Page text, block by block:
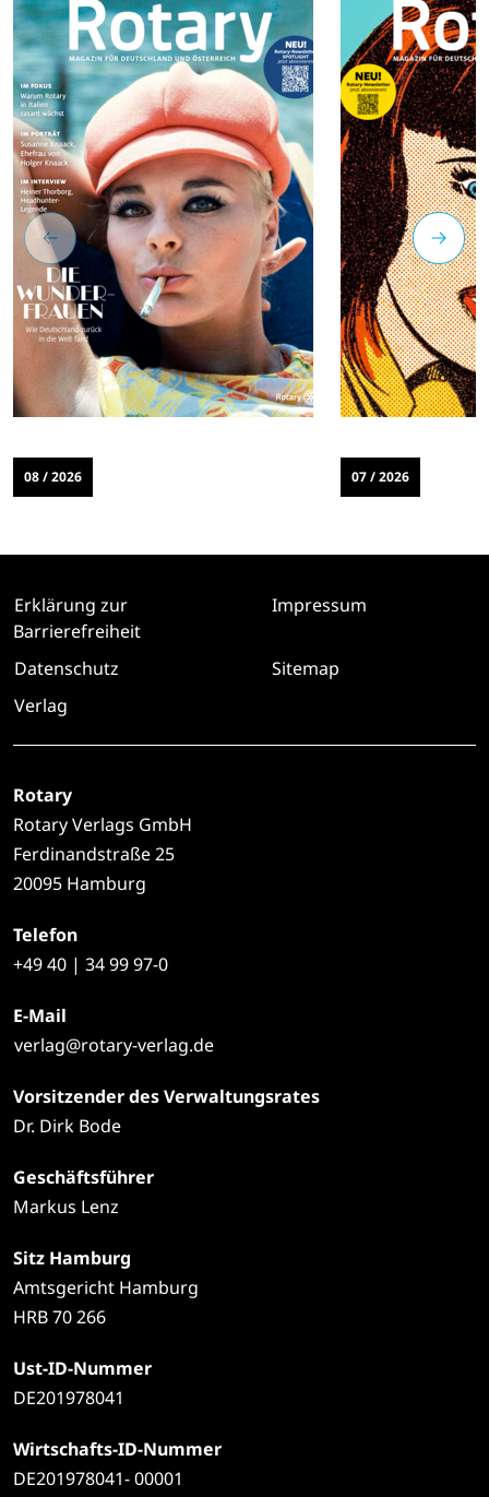
08 / 2026 07 / 2026
Erklärung zur
Barrierefreiheit
Impressum
Datenschutz
Sitemap
Verlag
Rotary
Rotary Verlags GmbH
Ferdinandstraße 25
20095 Hamburg
Telefon
+4940 | 34 99 97-0
E-Mail
verlag@rotary-verlag.de
Vorsitzender des Verwaltungsrates
Dr. Dirk Bode
Geschäftsführer
Markus Lenz
Sitz Hamburg
Amtsgericht Hamburg
HRB 70 266
Ust-ID-Nummer
DE201978041
Wirtschafts-ID-Nummer
DE201978041- 00001